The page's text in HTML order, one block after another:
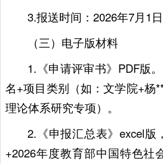
3.报送时间：2026年7月1日
（三）电子版材料
1.《申请评审书》PDF版
名+项目类别（如：文学院+杨
理论体系研究专项）。
2.《申报汇总表》excel版
+2026年度教育部中国特色社